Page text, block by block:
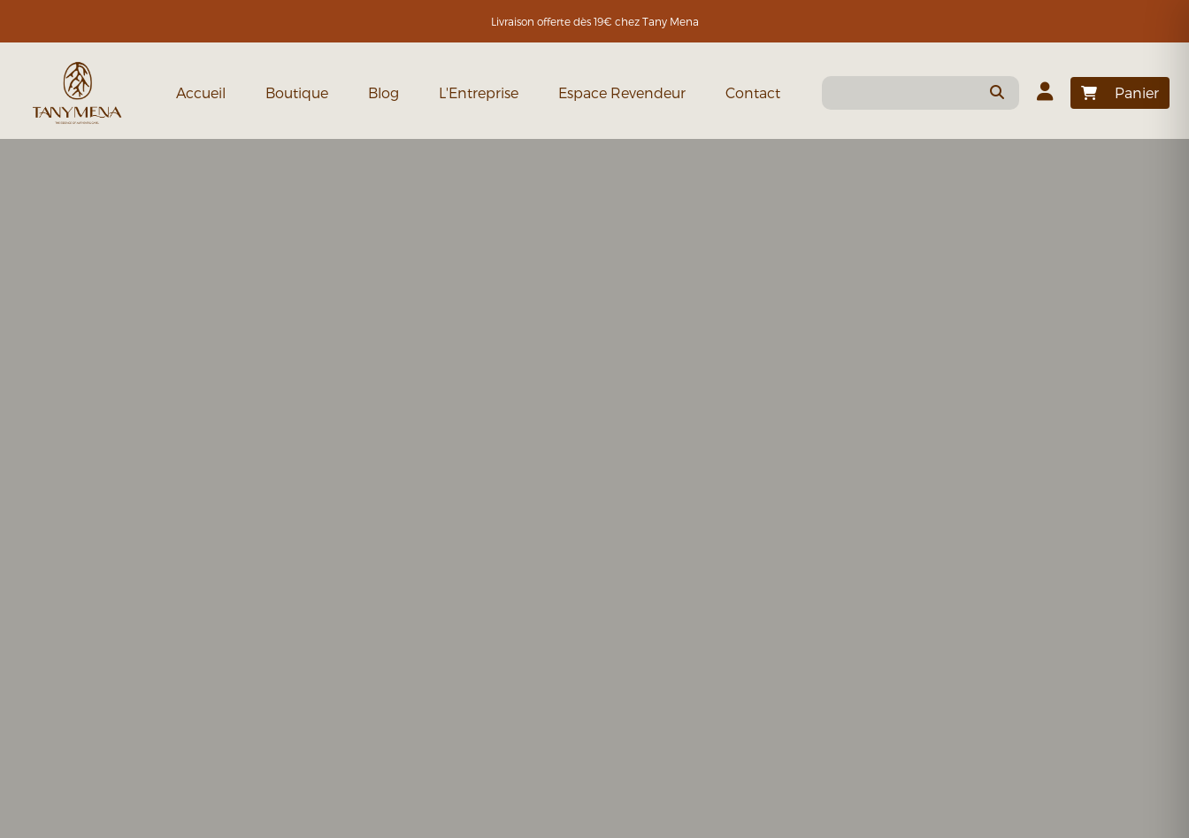
Livraison offerte dès 19€ chez Tany Mena
Accueil Boutique Blog L'Entreprise Espace Revendeur Contact Panier